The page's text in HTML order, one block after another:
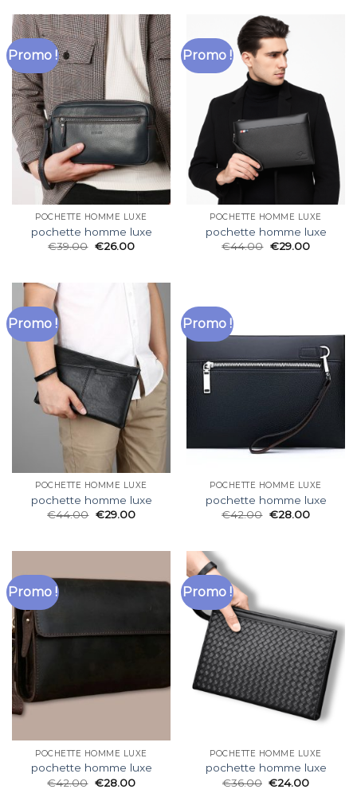
Promo !
POCHETTE HOMME LUXE
pochette homme luxe
€39.00 €26.00
Promo !
POCHETTE HOMME LUXE
pochette homme luxe
€44.00 €29.00
Promo !
POCHETTE HOMME LUXE
pochette homme luxe
€44.00 €29.00
Promo !
POCHETTE HOMME LUXE
pochette homme luxe
€42.00 €28.00
Promo !
POCHETTE HOMME LUXE
pochette homme luxe
€42.00 €28.00
Promo !
POCHETTE HOMME LUXE
pochette homme luxe
€36.00 €24.00